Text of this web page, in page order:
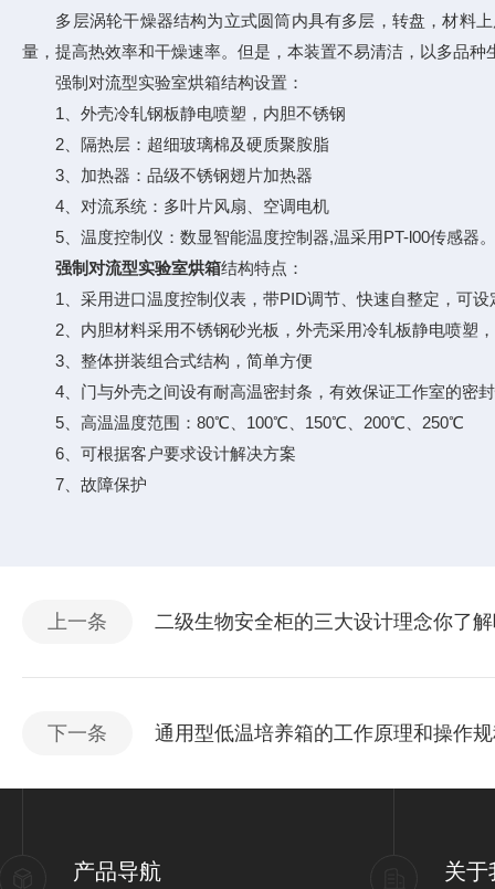
多层涡轮干燥器结构为立式圆筒内具有多层，转盘，材料上
量，提高热效率和干燥速率。但是，本装置不易清洁，以多品种
强制对流型实验室烘箱结构设置：
1、外壳冷轧钢板静电喷塑，内胆不锈钢
2、隔热层：超细玻璃棉及硬质聚胺脂
3、加热器：品级不锈钢翅片加热器
4、对流系统：多叶片风扇、空调电机
5、温度控制仪：数显智能温度控制器,温采用PT-l00传感器
强制对流型实验室烘箱结构特点：
1、采用进口温度控制仪表，带PID调节、快速自整定，可设
2、内胆材料采用不锈钢砂光板，外壳采用冷轧板静电喷塑
3、整体拼装组合式结构，简单方便
4、门与外壳之间设有耐高温密封条，有效保证工作室的密
5、高温温度范围：80℃、100℃、150℃、200℃、250℃
6、可根据客户要求设计解决方案
7、故障保护
上一条 二级生物安全柜的三大设计理念你了
下一条 通用型低温培养箱的工作原理和操作
产品导航 关于